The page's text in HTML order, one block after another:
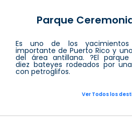
Parque
Es uno de los yacimientos
importante de Puerto Rico y
del área antillana. ?El
diez bateyes rodeados por
con petroglifos.
Ver Todos los